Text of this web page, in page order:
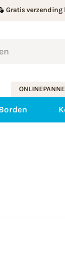
Gratis verzending